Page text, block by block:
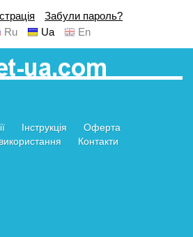
Забули пароль?
Ru
Ua En
Інструкція
Оферта
Контакти